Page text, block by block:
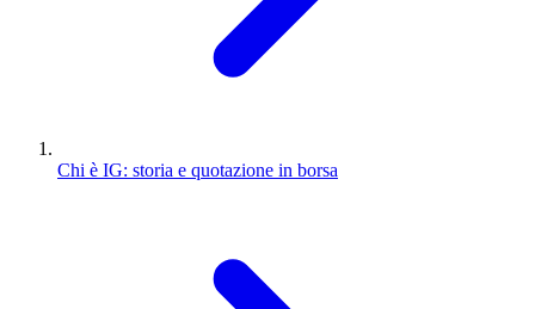
Chi è IG: storia e quotazione in borsa